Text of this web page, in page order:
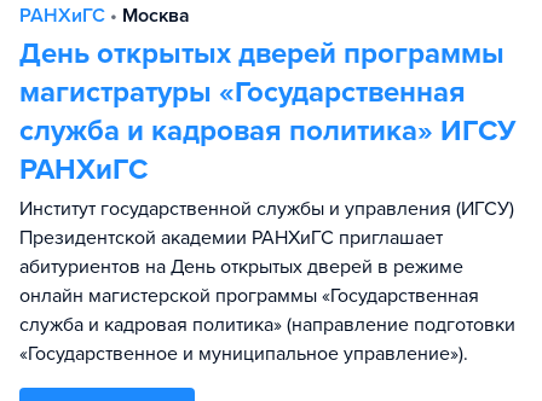
РАНХиГС • Москва
День открытых дверей программы
магистратуры «Государственная
служба и кадровая политика» ИГСУ
РАНХиГС
Институт государственной службы и управления (ИГСУ)
Президентской академии РАНХиГС приглашает
абитуриентов на День открытых дверей в режиме
онлайн магистерской программы «Государственная
служба и кадровая политика» (направление подготовки
«Государственное и муниципальное управление»).